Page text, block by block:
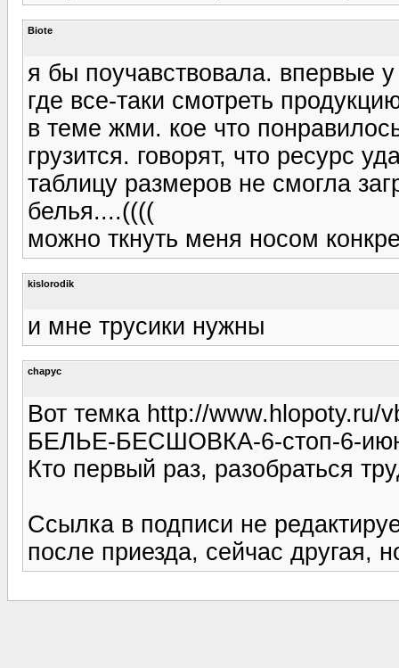
Biote
я бы поучавствовала. впервые
где все-таки смотреть
в теме жми. кое что
грузится. говорят, что ресурс
таблицу размеров не смогла
белья....((((
можно ткнуть меня носом
kislorodik
и мне трусики нужны
chapyc
Вот темка http://
БЕЛЬЕ-БЕСШОВКА-6-стоп-6-
Кто первый раз, разобраться
Ссылка в подписи не
после приезда, сейчас другая,